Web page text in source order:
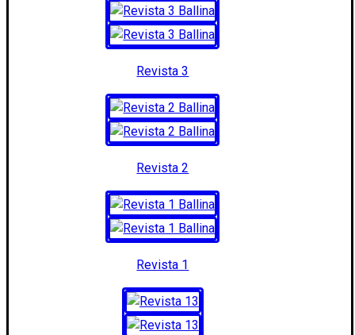
Revista 3
Revista 2
Revista 1